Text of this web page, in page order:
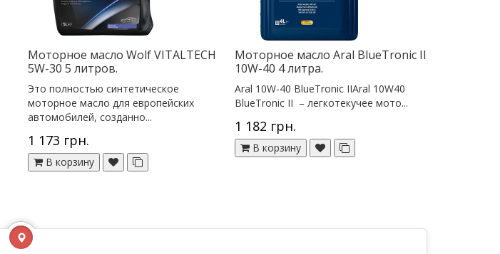
Моторное масло Wolf VITALTECH
5W-30 5 литров.
Это полностью синтетическое
моторное масло для европейских
автомобилей, созданно...
1 173 грн.
В корзину
Моторное масло Aral BlueTronic II
10W-40 4 литра.
Aral 10W-40 BlueTronic IIAral 10W40
BlueTronic II – легкотекучее мото...
1 182 грн.
В корзину